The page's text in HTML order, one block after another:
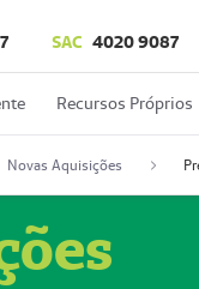
SAC 4020 9087
Recursos Próprios
Novas Aquisições